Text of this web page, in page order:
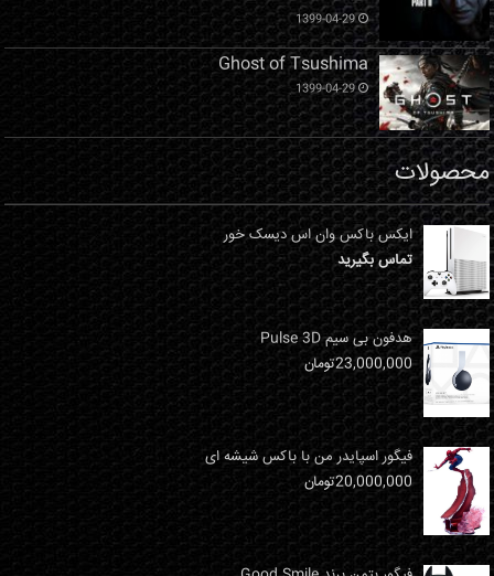
1399-04-29
Ghost of Tsushima
1399-04-29
محصولات
ایکس باکس وان اس دیسک خور
تماس بگیرید
هدفون بی سیم Pulse 3D
23,000,000تومان
فیگور اسپایدر من با باکس شیشه ای
20,000,000تومان